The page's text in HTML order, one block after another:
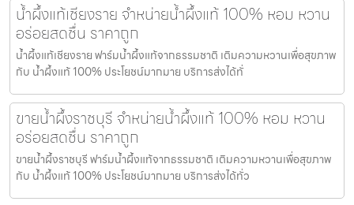
น้ำผึ้งแท้เชียงราย จำหน่ายน้ำผึ้งแท้ 100% หอม หวาน
อร่อยสดชื่น ราคาถูก
น้ำผึ้งแท้เชียงราย ฟาร์มน้ำผึ้งแท้จากธรรมชาติ เติมความหวานเพื่อสุขภาพ
กับ น้ำผึ้งแท้ 100% ประโยชน์มากมาย บริการส่งได้ทั่
ขายน้ำผึ้งราชบุรี จำหน่ายน้ำผึ้งแท้ 100% หอม หวาน
อร่อยสดชื่น ราคาถูก
ขายน้ำผึ้งราชบุรี ฟาร์มน้ำผึ้งแท้จากธรรมชาติ เติมความหวานเพื่อสุขภาพ
กับ น้ำผึ้งแท้ 100% ประโยชน์มากมาย บริการส่งได้ทั่ว